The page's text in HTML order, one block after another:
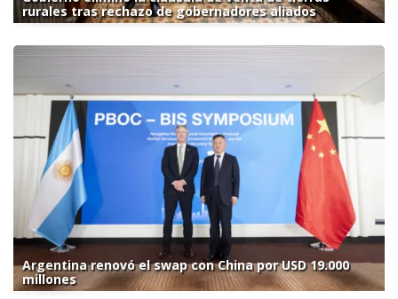
rurales tras rechazo de gobernadores aliados
Argentina renovó el swap con China por USD 19.000
millones